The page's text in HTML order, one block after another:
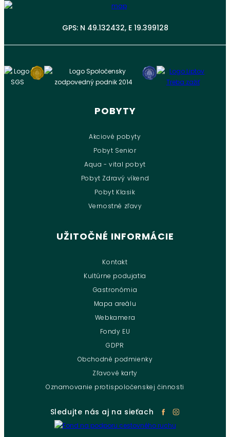
GPS: N 49.132432, E 19.399128
POBYTY
Akciové pobyty
Pobyt Senior
Aqua - vital pobyt
Pobyt Zdravý víkend
Pobyt Klasik
Vernostné zľavy
UŽITOČNÉ INFORMÁCIE
Kontakt
Kultúrne podujatia
Gastronómia
Mapa areálu
Webkamera
Fondy EU
GDPR
Obchodné podmienky
Zľavové karty
Oznamovanie protispoločenskej činnosti
Sledujte nás aj na sieťach